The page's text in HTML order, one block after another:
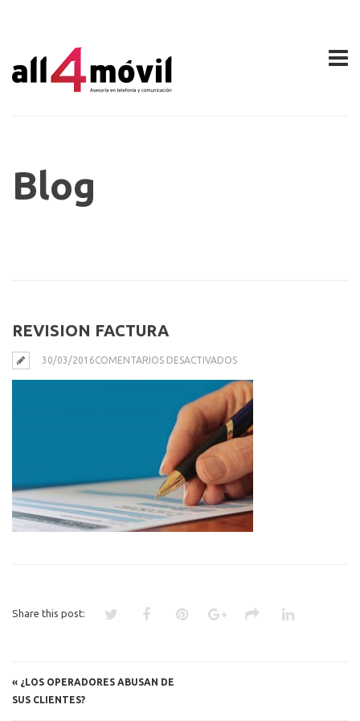
Blog
REVISION FACTURA
30/03/2016COMENTARIOS DESACTIVADOSEN
FACTURA
Share this post:
« ¿LOS OPERADORES ABUSAN DE
SUS CLIENTES?